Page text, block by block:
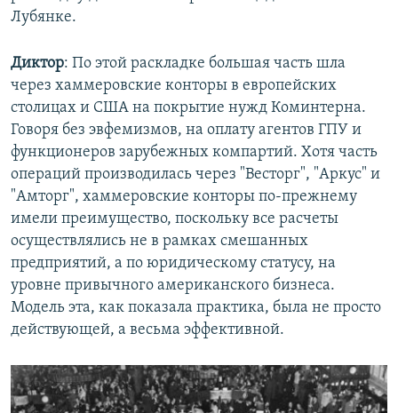
Лубянке.
Диктор: По этой раскладке большая часть шла
через хаммеровские конторы в европейских
столицах и США на покрытие нужд Коминтерна.
Говоря без эвфемизмов, на оплату агентов ГПУ и
функционеров зарубежных компартий. Хотя часть
операций производилась через "Весторг", "Аркус" и
"Амторг", хаммеровские конторы по-прежнему
имели преимущество, поскольку все расчеты
осуществлялись не в рамках смешанных
предприятий, а по юридическому статусу, на
уровне привычного американского бизнеса.
Модель эта, как показала практика, была не просто
действующей, а весьма эффективной.